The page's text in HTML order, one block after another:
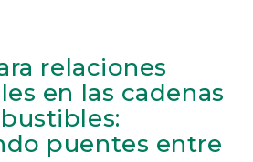
relaciones
en las cadenas
puentes entre